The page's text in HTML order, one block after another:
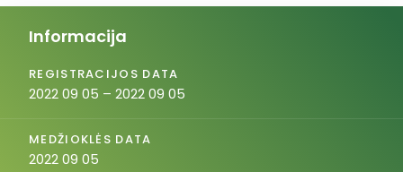
Informacija
REGISTRACIJOS DATA
2022 09 05 – 2022 09 05
MEDŽIOKLĖS DATA
2022 09 05